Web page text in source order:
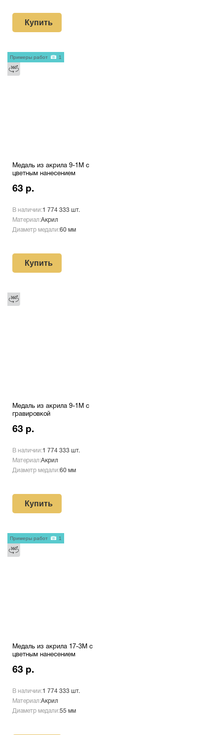
Купить
Медаль из акрила 9-1М с
цветным нанесением
63 р.
В наличии:1 774 333 шт.
Материал:Акрил
Диаметр медали:60 мм
Купить
Примеры работ 1
Медаль из акрила 9-1М с
гравировкой
63 р.
В наличии:1 774 333 шт.
Материал:Акрил
Диаметр медали:60 мм
Купить
Медаль из акрила 17-3М с
цветным нанесением
63 р.
В наличии:1 774 333 шт.
Материал:Акрил
Диаметр медали:55 мм
Примеры работ 1